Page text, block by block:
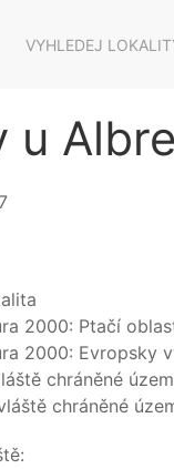
VYHLEDEJ
u
2000: Ptačí
2000: Evropsky
chráněné
chráněné